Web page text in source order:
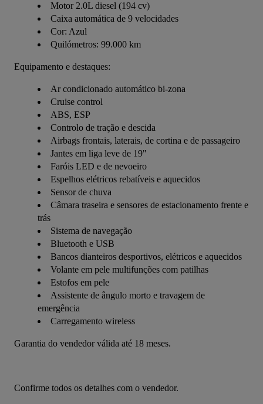
Motor 2.0L diesel (194 cv)
Caixa automática de 9 velocidades
Cor: Azul
Quilómetros: 99.000 km
Equipamento e destaques:
Ar condicionado automático bi-zona
Cruise control
ABS, ESP
Controlo de tração e descida
Airbags frontais, laterais, de cortina e de passageiro
Jantes em liga leve de 19"
Faróis LED e de nevoeiro
Espelhos elétricos rebatíveis e aquecidos
Sensor de chuva
Câmara traseira e sensores de estacionamento frente e
trás
Sistema de navegação
Bluetooth e USB
Bancos dianteiros desportivos, elétricos e aquecidos
Volante em pele multifunções com patilhas
Estofos em pele
Assistente de ângulo morto e travagem de
emergência
Carregamento wireless
Garantia do vendedor válida até 18 meses.
Confirme todos os detalhes com o vendedor.